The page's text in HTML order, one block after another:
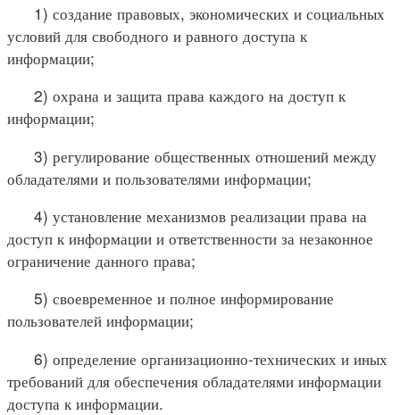
1) создание правовых, экономических и социальных
условий для свободного и равного доступа к
информации;
2) охрана и защита права каждого на доступ к
информации;
3) регулирование общественных отношений между
обладателями и пользователями информации;
4) установление механизмов реализации права на
доступ к информации и ответственности за незаконное
ограничение данного права;
5) своевременное и полное информирование
пользователей информации;
6) определение организационно-технических и иных
требований для обеспечения обладателями информации
доступа к информации.